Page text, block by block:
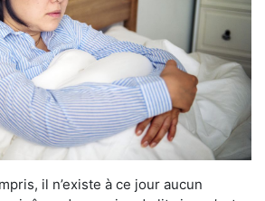
il n’existe à ce jour aucun